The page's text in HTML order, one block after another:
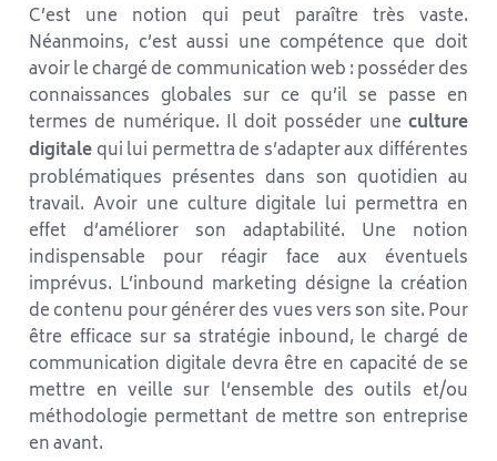
C’est une notion qui peut paraître très vaste.
Néanmoins, c’est aussi une compétence que doit
avoir le chargé de communication web : posséder des
connaissances globales sur ce qu’il se passe en
termes de numérique. Il doit posséder une culture
digitalequi lui permettra de s’adapter aux différentes
problématiques présentes dans son quotidien au
travail. Avoir une culture digitale lui permettra en
effet d’améliorer son adaptabilité. Une notion
indispensable pour réagir face aux éventuels
imprévus. L’inbound marketing désigne la création
de contenu pour générer des vues vers son site. Pour
être efficace sur sa stratégie inbound, le chargé de
communication digitale devra être en capacité de se
mettre en veille sur l’ensemble des outils et/ou
méthodologie permettant de mettre son entreprise
en avant.